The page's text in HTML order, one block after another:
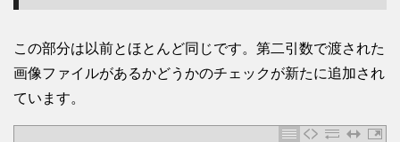
この部分は以前とほとんど同じです。第二引数で渡された
画像ファイルがあるかどうかのチェックが新たに追加され
ています。